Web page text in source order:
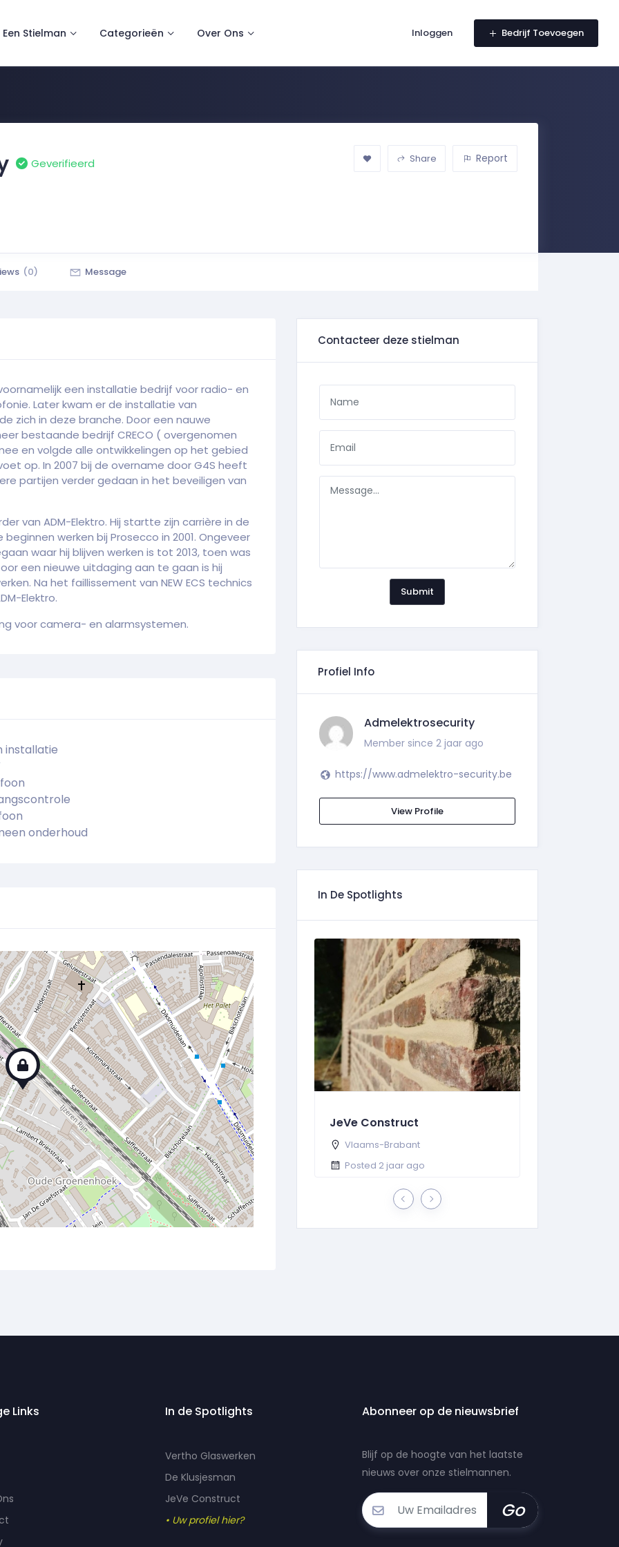
Stielman Categorieën Over Ons Inloggen Bedrijf Toevoegen
Geverifieerd Share Report
(0) Message
een installatie bedrijf voor radio- en
Later kwam er de installatie van
zich in deze branche. Door een nauwe
bestaande bedrijf CRECO ( overgenomen
en volgde alle ontwikkelingen op het gebied
op. In 2007 bij de overname door G4S heeft
partijen verder gedaan in het beveiligen van
van ADM-Elektro. Hij startte zijn carrière in de
werken bij Prosecco in 2001. Ongeveer
waar hij blijven werken is tot 2013, toen was
een nieuwe uitdaging aan te gaan is hij
Na het faillissement van NEW ECS technics
Elektro.
voor camera- en alarmsystemen.
installatie
onderhoud
Contacteer deze stielman
Submit
Profiel Info
Admelektrosecurity
Member since 2 jaar ago
https://www.admelektro-security.be
View Profile
In De Spotlights
JeVe Construct
Vlaams-Brabant
Posted 2 jaar ago
Links In de Spotlights
Vertho Glaswerken
De Klusjesman
JeVe Construct
• Uw profiel hier?
Abonneer op de nieuwsbrief
Blijf op de hoogte van het laatste
nieuws over onze stielmannen.
Go